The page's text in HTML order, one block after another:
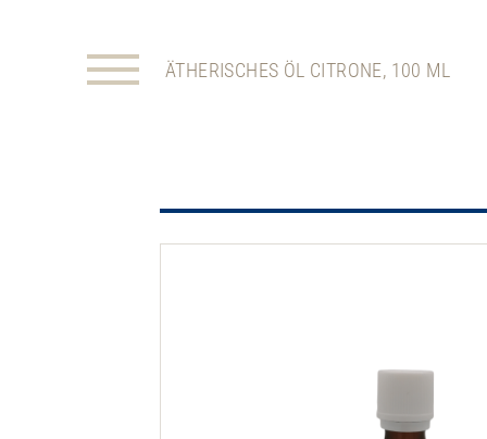
ÄTHERISCHES ÖL CITRONE, 100 ML